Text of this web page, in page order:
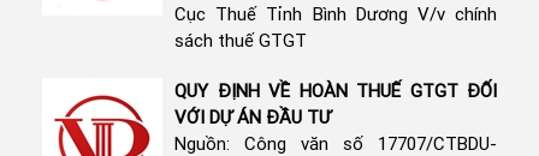
Cục Thuế Tỉnh Bình Dương V/v chính
sách thuế GTGT
QUY ĐỊNH VỀ HOÀN THUẾ GTGT ĐỐI
VỚI DỰ ÁN ĐẦU TƯ
Nguồn: Công văn số 17707/CTBDU-